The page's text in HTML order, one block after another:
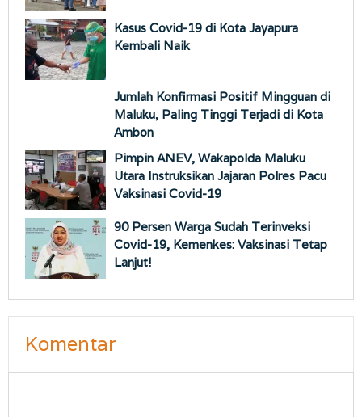
Kasus Covid-19 di Kota Jayapura
Kembali Naik
Jumlah Konfirmasi Positif Mingguan di
Maluku, Paling Tinggi Terjadi di Kota
Ambon
Pimpin ANEV, Wakapolda Maluku
Utara Instruksikan Jajaran Polres Pacu
Vaksinasi Covid-19
90 Persen Warga Sudah Terinveksi
Covid-19, Kemenkes: Vaksinasi Tetap
Lanjut!
Komentar